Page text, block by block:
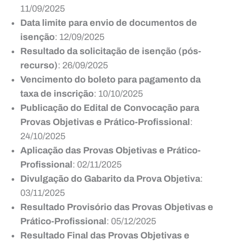
11/09/2025
Data limite para envio de documentos de
isenção: 12/09/2025
Resultado da solicitação de isenção (pós-
recurso): 26/09/2025
Vencimento do boleto para pagamento da
taxa de inscrição: 10/10/2025
Publicação do Edital de Convocação para
Provas Objetivas e Prático-Profissional:
24/10/2025
Aplicação das Provas Objetivas e Prático-
Profissional: 02/11/2025
Divulgação do Gabarito da Prova Objetiva:
03/11/2025
Resultado Provisório das Provas Objetivas e
Prático-Profissional: 05/12/2025
Resultado Final das Provas Objetivas e